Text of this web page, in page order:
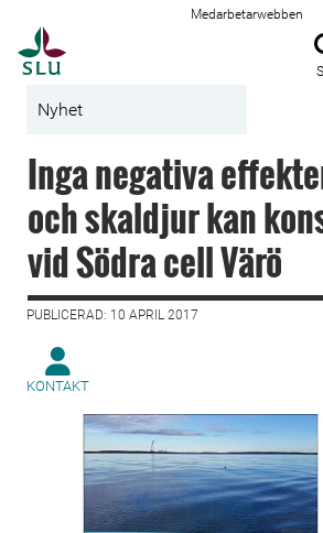
Medarbetarwebben
Nyhet
Inga negativa
och skaldjur kan
vid Södra cell Värö
PUBLICERAD: 10 APRIL 2017
KONTAKT